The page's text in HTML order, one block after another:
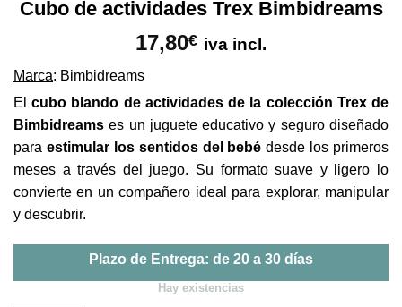
Cubo de actividades Trex Bimbidreams
17,80€ iva incl.
Marca: Bimbidreams
Elcubo blando de actividades de la colección Trex de
Bimbidreams es un juguete educativo y seguro diseñado
para estimular los sentidos del bebé desde los primeros
meses a través del juego. Su formato suave y ligero lo
convierte en un compañero ideal para explorar, manipular
y descubrir.
Plazo de Entrega: de 20 a 30 días
Hay existencias